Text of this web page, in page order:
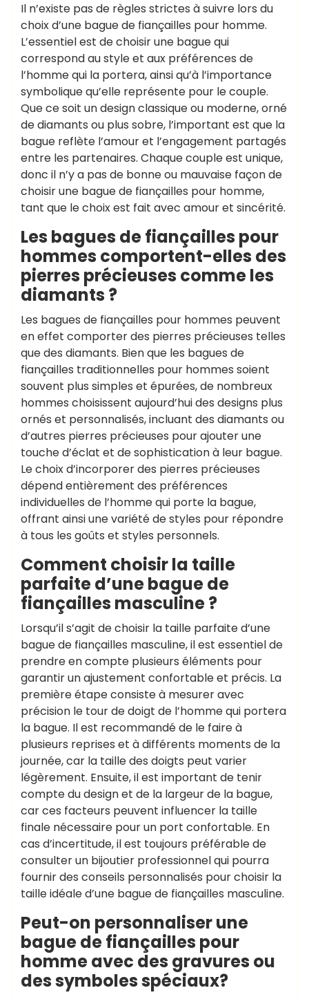
Il n’existe pas de règles strictes à suivre lors du
choix d’une bague de fiançailles pour homme.
L’essentiel est de choisir une bague qui
correspond au style et aux préférences de
l’homme qui la portera, ainsi qu’à l’importance
symbolique qu’elle représente pour le couple.
Que ce soit un design classique ou moderne, orné
de diamants ou plus sobre, l’important est que la
bague reflète l’amour et l’engagement partagés
entre les partenaires. Chaque couple est unique,
donc il n’y a pas de bonne ou mauvaise façon de
choisir une bague de fiançailles pour homme,
tant que le choix est fait avec amour et sincérité.
Les bagues de fiançailles pour
hommes comportent-elles des
pierres précieuses comme les
diamants ?
Les bagues de fiançailles pour hommes peuvent
en effet comporter des pierres précieuses telles
que des diamants. Bien que les bagues de
fiançailles traditionnelles pour hommes soient
souvent plus simples et épurées, de nombreux
hommes choisissent aujourd’hui des designs plus
ornés et personnalisés, incluant des diamants ou
d’autres pierres précieuses pour ajouter une
touche d’éclat et de sophistication à leur bague.
Le choix d’incorporer des pierres précieuses
dépend entièrement des préférences
individuelles de l’homme qui porte la bague,
offrant ainsi une variété de styles pour répondre
à tous les goûts et styles personnels.
Comment choisir la taille
parfaite d’une bague de
fiançailles masculine ?
Lorsqu’il s’agit de choisir la taille parfaite d’une
bague de fiançailles masculine, il est essentiel de
prendre en compte plusieurs éléments pour
garantir un ajustement confortable et précis. La
première étape consiste à mesurer avec
précision le tour de doigt de l’homme qui portera
la bague. Il est recommandé de le faire à
plusieurs reprises et à différents moments de la
journée, car la taille des doigts peut varier
légèrement. Ensuite, il est important de tenir
compte du design et de la largeur de la bague,
car ces facteurs peuvent influencer la taille
finale nécessaire pour un port confortable. En
cas d’incertitude, il est toujours préférable de
consulter un bijoutier professionnel qui pourra
fournir des conseils personnalisés pour choisir la
taille idéale d’une bague de fiançailles masculine.
Peut-on personnaliser une
bague de fiançailles pour
homme avec des gravures ou
des symboles spéciaux?